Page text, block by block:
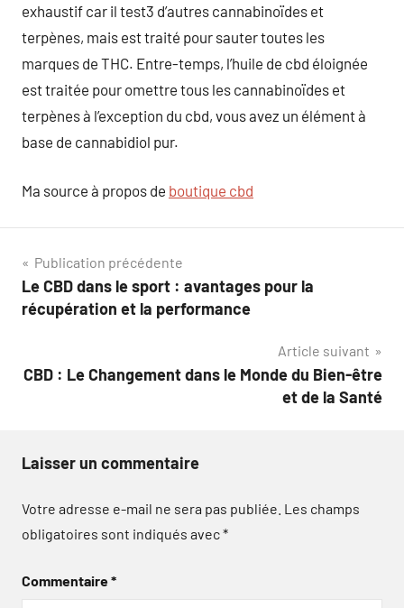
exhaustif car il test3 d’autres cannabinoïdes et
terpènes, mais est traité pour sauter toutes les
marques de THC. Entre-temps, l’huile de cbd éloignée
est traitée pour omettre tous les cannabinoïdes et
terpènes à l’exception du cbd, vous avez un élément à
base de cannabidiol pur.
Ma source à propos de boutique cbd
Navigation
de
Publication précédente
Le CBD dans le sport : avantages pour la
récupération et la performance
Article suivant
CBD : Le Changement dans le Monde du Bien-être
et de la Santé
Laisser un commentaire
Votre adresse e-mail ne sera pas publiée. Les champs
obligatoires sont indiqués avec*
Commentaire*